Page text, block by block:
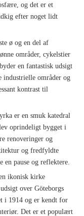
og det er et
efter noget lidt
ø og en del af
områder, cykelstier
en fantastisk udsigt
industrielle områder og
kontrast til
er en smuk katedral
oprindeligt bygget i
renoveringer og
og fredfyldte
pause og reflektere.
ikonisk kirke
over Göteborgs
i 1914 og er kendt for
Det er et populært